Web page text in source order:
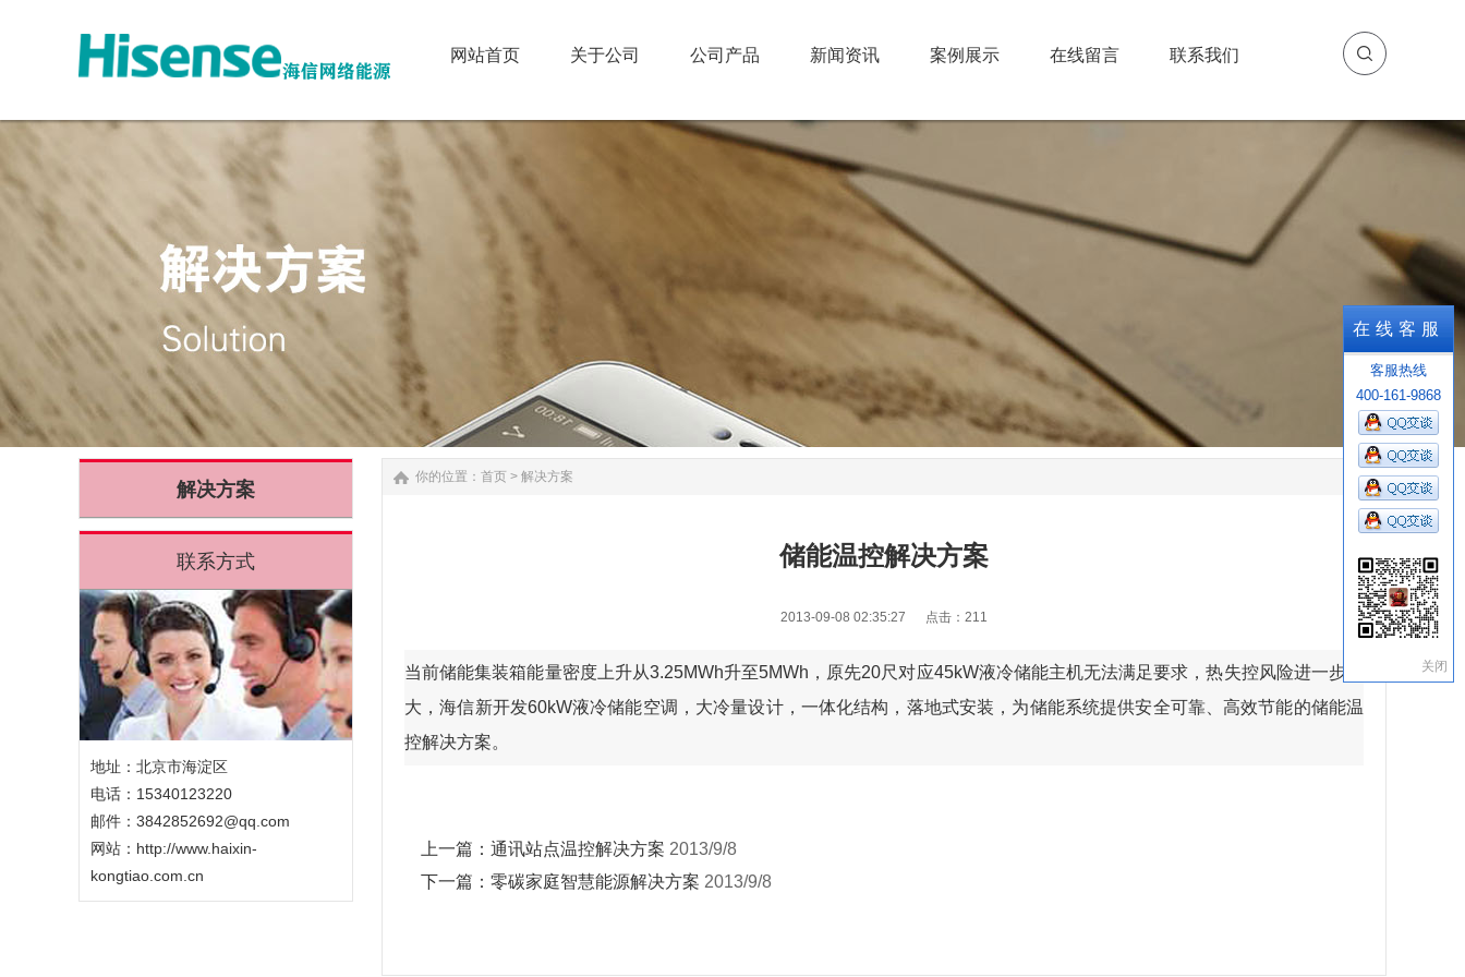
网站首页 关于公司 公司产品 新闻资讯 案例展示 在线留言 联系我们
解决方案
联系方式
地址：北京市海淀区
电话：15340123220
邮件：3842852692@qq.com
网站： http://www.haixin-
kongtiao.com.cn
你的位置： 首页 > 解决方案
储能温控解决方案
2013-09-08 02:35:27 点击： 211
当前储能集装箱能量密度上升从3.25MWh升至5MWh，原先20尺对应45kW液冷储能主机无法满足要求，热失控风险进一步加
大，海信新开发60kW液冷储能空调，大冷量设计，一体化结构，落地式安装，为储能系统提供安全可靠、高效节能的储能温
控解决方案。
上一篇： 通讯站点温控解决方案 2013/9/8
下一篇： 零碳家庭智慧能源解决方案 2013/9/8
在线客服
客服热线
400-161-9868
关闭